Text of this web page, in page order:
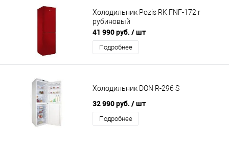
Холодильник Pozis RK FNF-172 r
рубиновый
41 990 руб. / шт
Подробнее
Холодильник DON R-296 S
32 990 руб. / шт
Подробнее